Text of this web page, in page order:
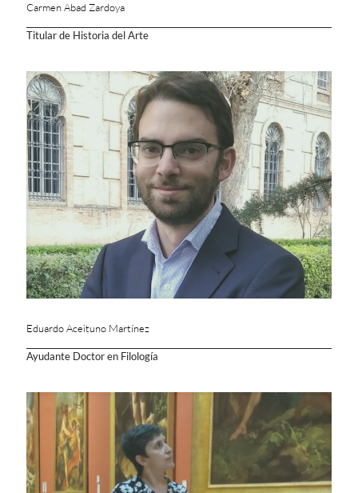
Carmen Abad Zardoya
Titular de Historia del Arte
Eduardo Aceituno Martínez
Ayudante Doctor en Filología